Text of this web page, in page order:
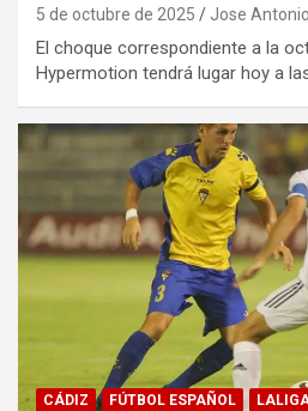
5 de octubre de 2025 Jose
El choque correspondiente a la
Hypermotion tendrá lugar hoy a
CÁDIZ FÚTBOL ESPAÑOL